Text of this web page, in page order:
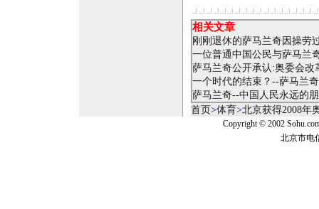
相关文章
刚刚退休的萨马兰奇因操劳
一位普通中国公民与萨马兰
萨马兰奇公开承认:奥委会改
一个时代的结束？--萨马兰
萨马兰奇--中国人民永远的
首页>体育>北京获得2008年
Copyright © 2002
北京市电